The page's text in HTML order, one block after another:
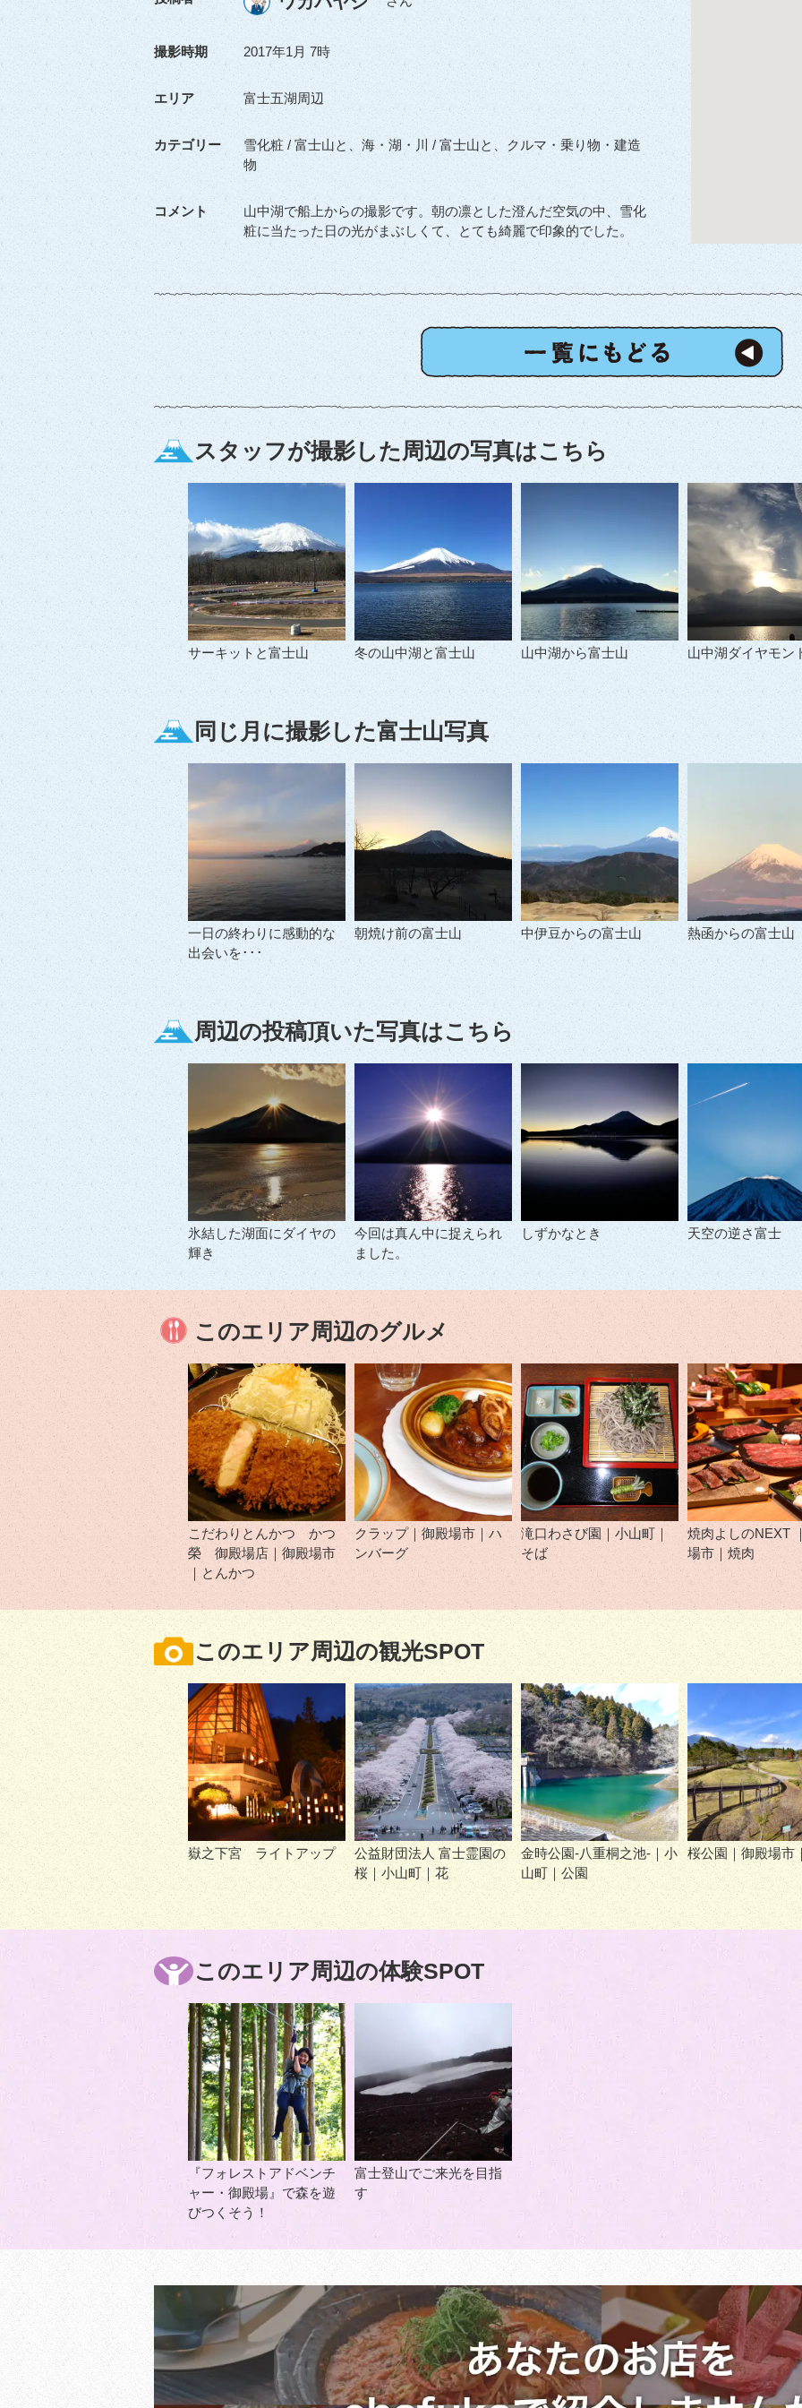
撮影時期 2017年1月 7時
エリア 富士五湖周辺
カテゴリー
雪化粧 / 富士山と、海・湖・川 / 富士山と、クルマ・乗り物・建造
物
コメント
山中湖で船上からの撮影です。朝の凛とした澄んだ空気の中、雪化
粧に当たった日の光がまぶしくて、とても綺麗で印象的でした。
スタッフが撮影した周辺の写真はこちら
サーキットと富士山 冬の山中湖と富士山 山中湖から富士山 山中湖ダイヤモン
同じ月に撮影した富士山写真
一日の終わりに感動的な
出会いを･･･
朝焼け前の富士山 中伊豆からの富士山 熱函からの富士山
周辺の投稿頂いた写真はこちら
氷結した湖面にダイヤの
輝き
今回は真ん中に捉えられ
ました。
しずかなとき 天空の逆さ富士
このエリア周辺のグルメ
こだわりとんかつ かつ
榮 御殿場店｜御殿場市
｜とんかつ
クラップ｜御殿場市｜ハ
ンバーグ
滝口わさび園｜小山町｜
そば
焼肉よしのNEXT
場市｜焼肉
このエリア周辺の観光SPOT
嶽之下宮 ライトアップ
公益財団法人 富士霊園の
桜｜小山町｜花
金時公園-八重桐之池-｜小
山町｜公園
桜公園｜御殿場市
このエリア周辺の体験SPOT
『フォレストアドベンチ
ャー・御殿場』で森を遊
びつくそう！
富士登山でご来光を目指
す